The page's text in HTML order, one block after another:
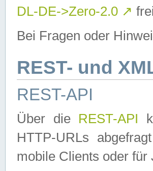
DL-DE->Zero-2.0 ↗
Bei Fragen oder
REST- und
REST-API
Über die REST-API
HTTP-URLs
mobile Clients oder für